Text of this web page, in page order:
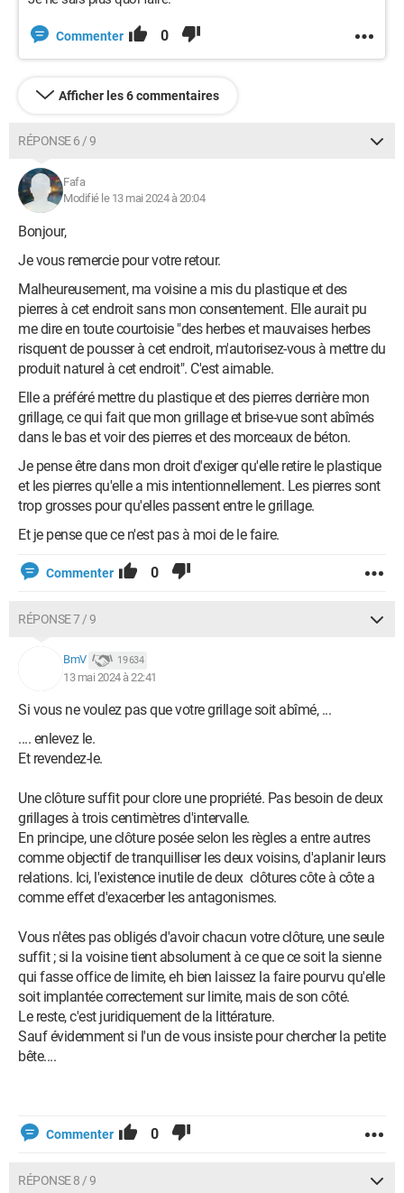
Commenter 0
Afficher les 6 commentaires
RÉPONSE 6 / 9
Fafa
Modifié le 13 mai 2024 à 20:04
Bonjour,
Je vous remercie pour votre retour.
Malheureusement, ma voisine a mis du plastique et des
pierres à cet endroit sans mon consentement. Elle aurait pu
me dire en toute courtoisie "des herbes et mauvaises herbes
risquent de pousser à cet endroit, m'autorisez-vous à mettre du
produit naturel à cet endroit". C'est aimable.
Elle a préféré mettre du plastique et des pierres derrière mon
grillage, ce qui fait que mon grillage et brise-vue sont abîmés
dans le bas et voir des pierres et des morceaux de béton.
Je pense être dans mon droit d'exiger qu'elle retire le plastique
et les pierres qu'elle a mis intentionnellement. Les pierres sont
trop grosses pour qu'elles passent entre le grillage.
Et je pense que ce n'est pas à moi de le faire.
Commenter 0
RÉPONSE 7 / 9
BmV 19 634
13 mai 2024 à 22:41
Si vous ne voulez pas que votre grillage soit abîmé, ...
.... enlevez le.
Et revendez-le.
Une clôture suffit pour clore une propriété. Pas besoin de deux
grillages à trois centimètres d'intervalle.
En principe, une clôture posée selon les règles a entre autres
comme objectif de tranquilliser les deux voisins, d'aplanir leurs
relations. Ici, l'existence inutile de deux clôtures côte à côte a
comme effet d'exacerber les antagonismes.
Vous n'êtes pas obligés d'avoir chacun votre clôture, une seule
suffit ; si la voisine tient absolument à ce que ce soit la sienne
qui fasse office de limite, eh bien laissez la faire pourvu qu'elle
soit implantée correctement sur limite, mais de son côté.
Le reste, c'est juridiquement de la littérature.
Sauf évidemment si l'un de vous insiste pour chercher la petite
bête....
Commenter 0
RÉPONSE 8 / 9